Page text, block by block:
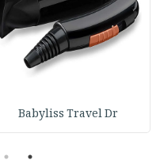
Babyliss Travel Dr